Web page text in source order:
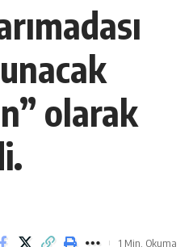
olarak
1 Min. Okuma